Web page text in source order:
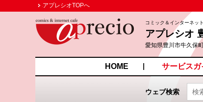
アプレシオTOPへ
コミック＆インターネッ
アプレシオ
愛知県豊川市牛久保
HOME サービスガ
ウェブ検索